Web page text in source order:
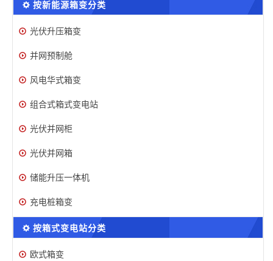
按新能源箱变分类
光伏升压箱变
并网预制舱
风电华式箱变
组合式箱式变电站
光伏并网柜
光伏并网箱
储能升压一体机
充电桩箱变
按箱式变电站分类
欧式箱变